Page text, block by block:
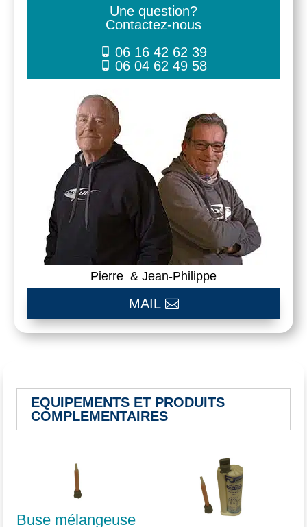
Une question?
Contactez-nous
06 16 42 62 39
06 04 62 49 58
Pierre & Jean-Philippe
MAIL
EQUIPEMENTS ET PRODUITS
COMPLEMENTAIRES
Buse mélangeuse